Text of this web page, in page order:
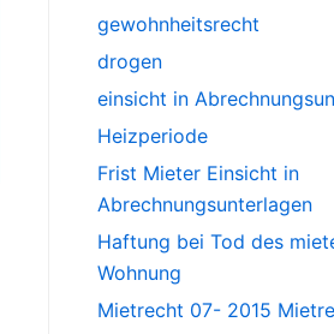
gewohnheitsrecht
drogen
einsicht in
Heizperiode
Frist Mieter Einsicht in
Abrechnungsunterlagen
Haftung bei Tod des
Wohnung
Mietrecht 07- 2015